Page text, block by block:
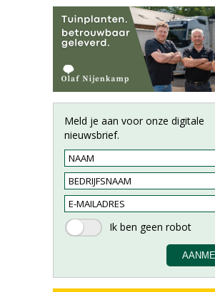
Meld je aan voor onze digitale
nieuwsbrief.